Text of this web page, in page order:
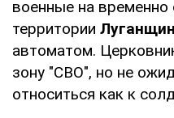
военные на временно
территории
автоматом.
зону "СВО", но не
относиться как к